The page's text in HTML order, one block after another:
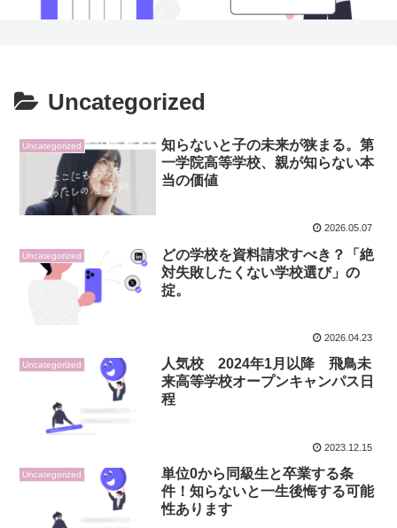
実
Uncategorized
Uncategorized
知らないと子の未来が狭まる。第
一学院高等学校、親が知らない本
当の価値
2026.05.07
Uncategorized
どの学校を資料請求すべき？「絶
対失敗したくない学校選び」の
掟。
2026.04.23
Uncategorized
人気校 2024年1月以降 飛鳥未
来高等学校オープンキャンパス日
程
2023.12.15
Uncategorized
単位0から同級生と卒業する条
件！知らないと一生後悔する可能
性あります